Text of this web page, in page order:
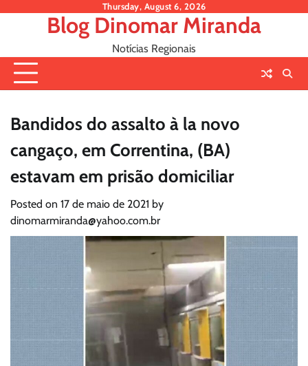
Thursday, August 6, 2026
Blog Dinomar Miranda
Notícias Regionais
Bandidos do assalto à la novo
cangaço, em Correntina, (BA)
estavam em prisão domiciliar
Posted on 17 de maio de 2021 by
dinomarmiranda@yahoo.com.br